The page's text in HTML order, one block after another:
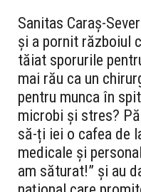
Sanitas Caraș-
și a pornit războiul
tăiat sporurile
mai rău ca un
pentru munca în
microbi și stres?
să-ți iei o cafea de
medicale și
am săturat!” și au